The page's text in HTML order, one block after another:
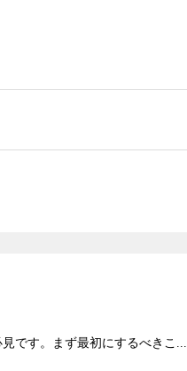
です。まず最初にするべきこ...